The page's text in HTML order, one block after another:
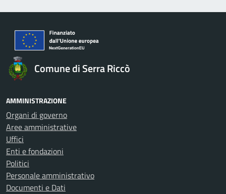
Comune di Serra Riccò
AMMINISTRAZIONE
Organi di governo
Aree amministrative
Uffici
Enti e fondazioni
Politici
Personale amministrativo
Documenti e Dati